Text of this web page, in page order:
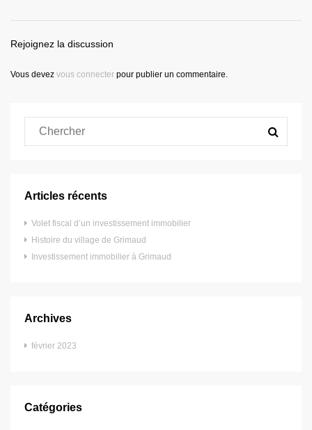
Rejoignez la discussion
Vous devez vous connecter pour publier un commentaire.
Articles récents
Volet fiscal d’un investissement immobilier
Histoire du village de Grimaud
Investissement immobilier à Grimaud
Archives
février 2023
Catégories